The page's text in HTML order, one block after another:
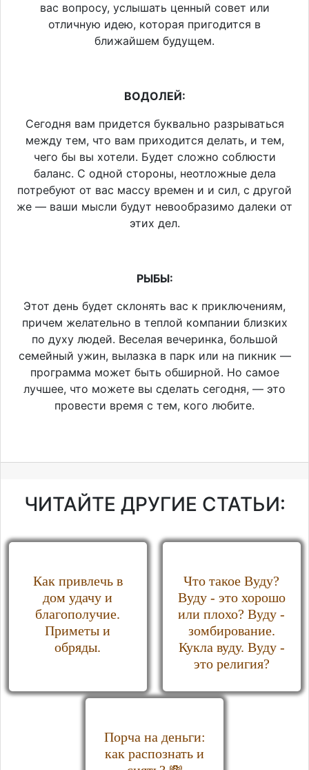
вас вопросу, услышать ценный совет или
отличную идею, которая пригодится в
ближайшем будущем.
ВОДОЛЕЙ:
Сегодня вам придется буквально разрываться
между тем, что вам приходится делать, и тем,
чего бы вы хотели. Будет сложно соблюсти
баланс. С одной стороны, неотложные дела
потребуют от вас массу времен и и сил, с другой
же — ваши мысли будут невообразимо далеки от
этих дел.
РЫБЫ:
Этот день будет склонять вас к приключениям,
причем желательно в теплой компании близких
по духу людей. Веселая вечеринка, большой
семейный ужин, вылазка в парк или на пикник —
программа может быть обширной. Но самое
лучшее, что можете вы сделать сегодня, — это
провести время с тем, кого любите.
ЧИТАЙТЕ ДРУГИЕ СТАТЬИ:
Как привлечь в
дом удачу и
благополучие.
Приметы и
обряды.
Что такое Вуду?
Вуду - это хорошо
или плохо? Вуду -
зомбирование.
Кукла вуду. Вуду -
это религия?
Порча на деньги:
как распознать и